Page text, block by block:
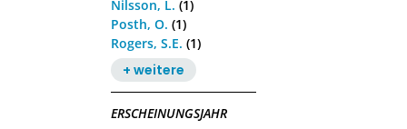
Nilsson, L. (1)
Posth, O. (1)
Rogers, S.E. (1)
+ weitere
ERSCHEINUNGSJAHR